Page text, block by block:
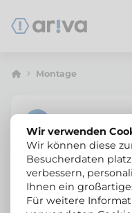
Montage
Wir verwenden
Wir können diese
Besucherdaten
verbessern,
Ihnen ein
Für weitere